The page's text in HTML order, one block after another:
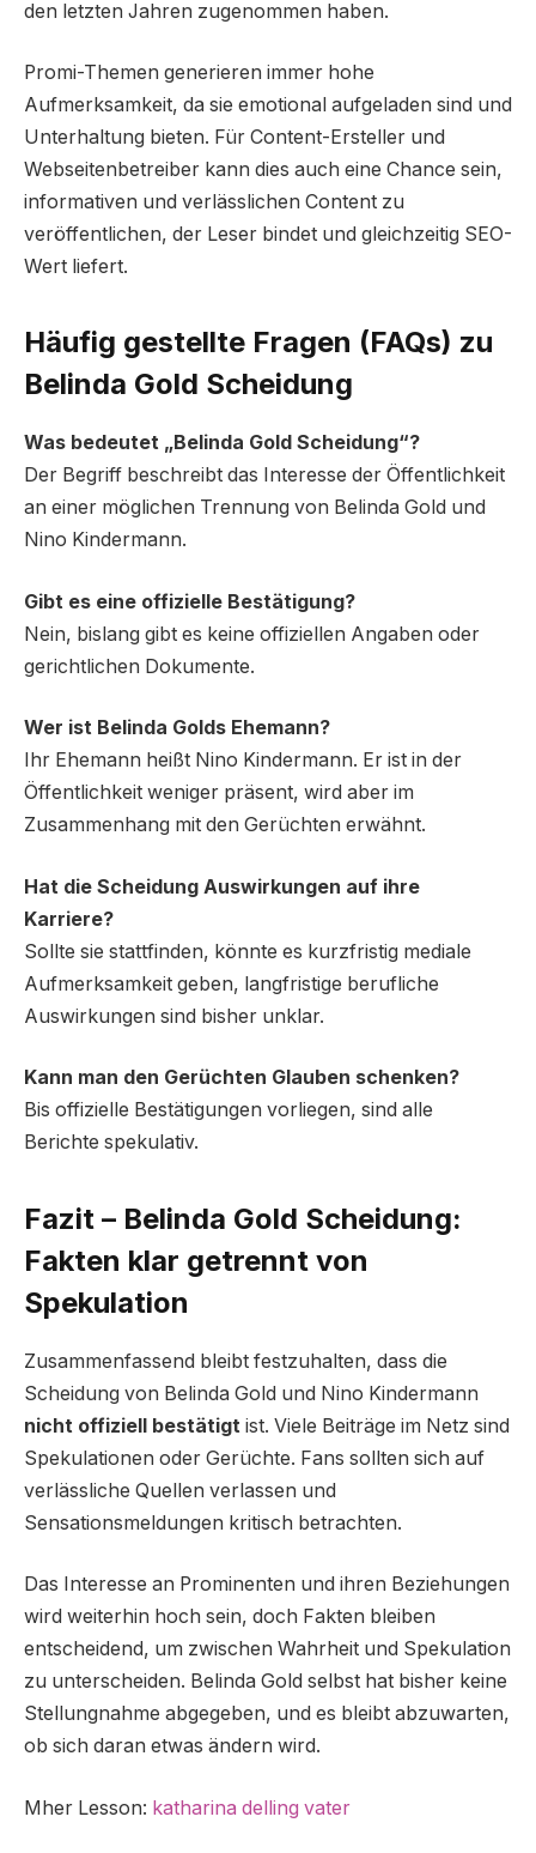
den letzten Jahren zugenommen haben.
Promi-Themen generieren immer hohe
Aufmerksamkeit, da sie emotional aufgeladen sind und
Unterhaltung bieten. Für Content-Ersteller und
Webseitenbetreiber kann dies auch eine Chance sein,
informativen und verlässlichen Content zu
veröffentlichen, der Leser bindet und gleichzeitig SEO-
Wert liefert.
Häufig gestellte Fragen (FAQs) zu
Belinda Gold Scheidung
Was bedeutet „Belinda Gold Scheidung“?
Der Begriff beschreibt das Interesse der Öffentlichkeit
an einer möglichen Trennung von Belinda Gold und
Nino Kindermann.
Gibt es eine offizielle Bestätigung?
Nein, bislang gibt es keine offiziellen Angaben oder
gerichtlichen Dokumente.
Wer ist Belinda Golds Ehemann?
Ihr Ehemann heißt Nino Kindermann. Er ist in der
Öffentlichkeit weniger präsent, wird aber im
Zusammenhang mit den Gerüchten erwähnt.
Hat die Scheidung Auswirkungen auf ihre
Karriere?
Sollte sie stattfinden, könnte es kurzfristig mediale
Aufmerksamkeit geben, langfristige berufliche
Auswirkungen sind bisher unklar.
Kann man den Gerüchten Glauben schenken?
Bis offizielle Bestätigungen vorliegen, sind alle
Berichte spekulativ.
Fazit – Belinda Gold Scheidung:
Fakten klar getrennt von
Spekulation
Zusammenfassend bleibt festzuhalten, dass die
Scheidung von Belinda Gold und Nino Kindermann
nicht offiziell bestätigt ist. Viele Beiträge im Netz sind
Spekulationen oder Gerüchte. Fans sollten sich auf
verlässliche Quellen verlassen und
Sensationsmeldungen kritisch betrachten.
Das Interesse an Prominenten und ihren Beziehungen
wird weiterhin hoch sein, doch Fakten bleiben
entscheidend, um zwischen Wahrheit und Spekulation
zu unterscheiden. Belinda Gold selbst hat bisher keine
Stellungnahme abgegeben, und es bleibt abzuwarten,
ob sich daran etwas ändern wird.
Mher Lesson: katharina delling vater